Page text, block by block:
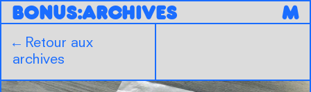
BONUS:ARCHIVES M
← Retour aux
archives